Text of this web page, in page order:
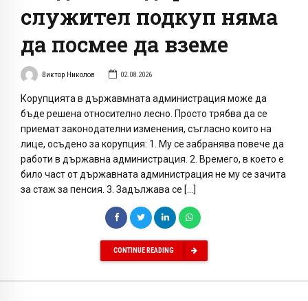
служител подкуп няма
да посмее да вземе
Виктор Николов 02.08.2026
Корупцията в държавмната администрация може да
бъде решена относително лесно. Просто трябва да се
приемат законодателни изменения, съгласно които на
лице, осъдено за корупция: 1. Му се забранява повече да
работи в държавна администрация. 2. Времего, в което е
било част от държавната администрация не му се зачита
за стаж за пенсия. 3. Задължава се […]
CONTINUE READING